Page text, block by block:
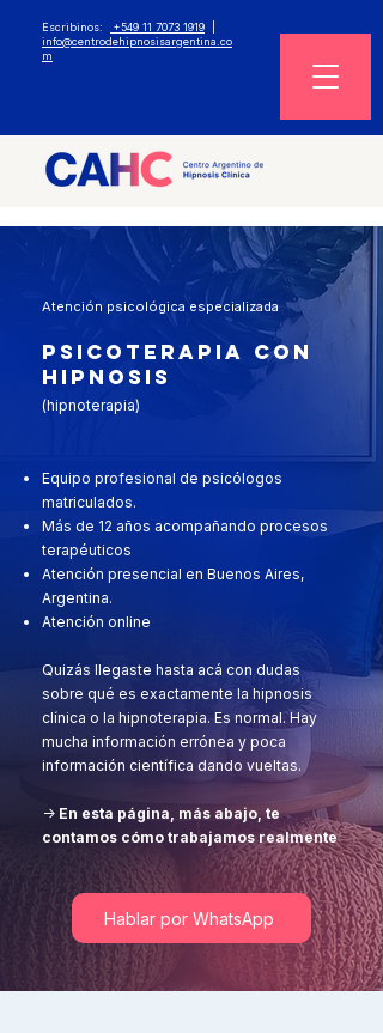
Escribinos: +549 11 7073 1919
info@centrodehipnosisargentina.co
m
Atención psicológica especializada
PSICOTERAPIA CON
HIPNOSIS
(hipnoterapia)
Equipo profesional de psicólogos
matriculados.
Más de 12 años acompañando procesos
terapéuticos
Atención presencial en Buenos Aires,
Argentina.
Atención online
Quizás llegaste hasta acá con dudas
sobre qué es exactamente la hipnosis
clínica o la hipnoterapia. Es normal. Hay
mucha información errónea y poca
información científica dando vueltas.
-> En esta página, más abajo, te
contamos cómo trabajamos realmente
Hablar por WhatsApp